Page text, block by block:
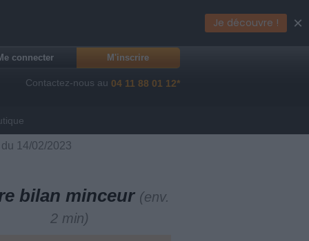
connecter M'inscrire
Contactez-nous au 04 11 88 01 12*
14/02/2023
bilan minceur (env.
2 min)
Je découvre ! ×